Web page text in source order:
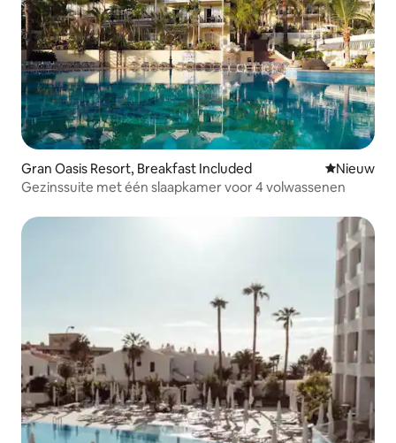
Gran Oasis Resort, Breakfast Included Nieuwe
Nieuw
Gezinssuite met één slaapkamer voor 4 volwassenen